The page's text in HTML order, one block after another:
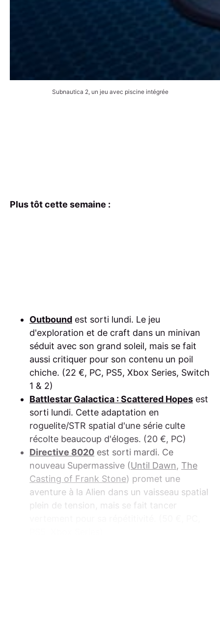
Subnautica 2, un jeu avec piscine intégrée
Plus tôt cette semaine :
Outbound est sorti lundi. Le jeu
d'exploration et de craft dans un minivan
séduit avec son grand soleil, mais se fait
aussi critiquer pour son contenu un poil
chiche. (22 €, PC, PS5, Xbox Series, Switch
1 & 2)
Battlestar Galactica : Scattered Hopes est
sorti lundi. Cette adaptation en
roguelite/STR spatial d'une série culte
récolte beaucoup d'éloges. (20 €, PC)
Directive 8020 est sorti mardi. Ce
nouveau Supermassive (Until Dawn, The
Casting of Frank Stone) promet une
aventure à la Alien dans un vaisseau spatial
plein de tension, mais se fait tancer